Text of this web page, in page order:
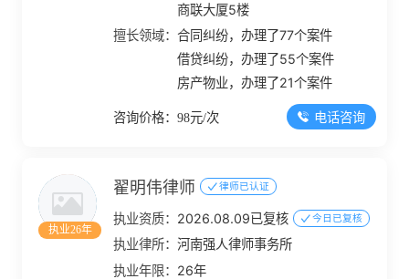
商联大厦5楼
擅长领域：合同纠纷，办理了77个案件
借贷纠纷，办理了55个案件
房产物业，办理了21个案件
咨询价格：98元/次 电话咨询
执业26年
翟明伟律师 律师已认证
执业资质： 2026.08.09已复核 今日已复核
执业律所：河南强人律师事务所
执业年限： 26年